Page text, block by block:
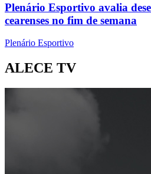
Plenário Esportivo avalia
cearenses no fim de semana
Plenário Esportivo
ALECE TV